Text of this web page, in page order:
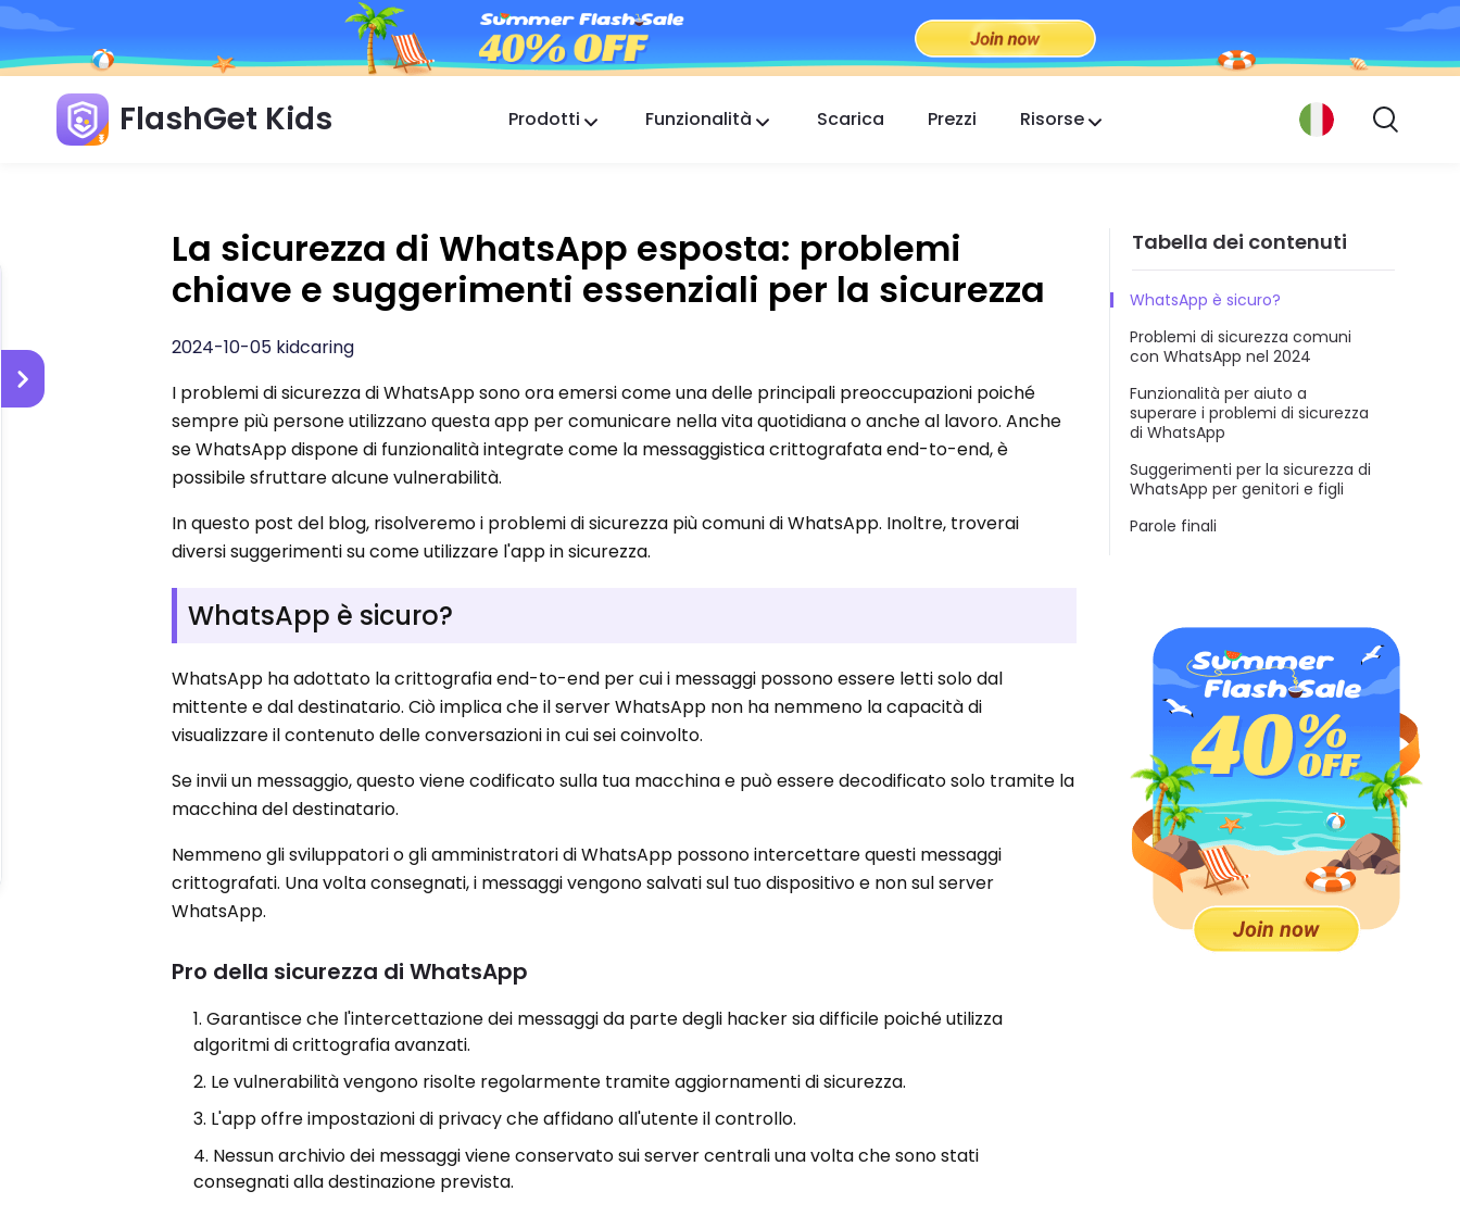
FlashGet Kids Prodotti
FlashGet Finder
La sicurezza antifurto del tuo telefono, la nostra
responsabilità.
Funzionalità Scarica Prezzi Risorse
La sicurezza di WhatsApp esposta: problemi
chiave e suggerimenti essenziali per la sicurezza
2024-10-05 kidcaring
I problemi di sicurezza di WhatsApp sono ora emersi come una delle principali preoccupazioni poiché
sempre più persone utilizzano questa app per comunicare nella vita quotidiana o anche al lavoro. Anche
se WhatsApp dispone di funzionalità integrate come la messaggistica crittografata end-to-end, è
possibile sfruttare alcune vulnerabilità.
In questo post del blog, risolveremo i problemi di sicurezza più comuni di WhatsApp. Inoltre, troverai
diversi suggerimenti su come utilizzare l'app in sicurezza.
WhatsApp è sicuro?
WhatsApp ha adottato la crittografia end-to-end per cui i messaggi possono essere letti solo dal
mittente e dal destinatario. Ciò implica che il server WhatsApp non ha nemmeno la capacità di
visualizzare il contenuto delle conversazioni in cui sei coinvolto.
Se invii un messaggio, questo viene codificato sulla tua macchina e può essere decodificato solo tramite la
macchina del destinatario.
Nemmeno gli sviluppatori o gli amministratori di WhatsApp possono intercettare questi messaggi
crittografati. Una volta consegnati, i messaggi vengono salvati sul tuo dispositivo e non sul server
WhatsApp.
Pro della sicurezza di WhatsApp
Garantisce che l'intercettazione dei messaggi da parte degli hacker sia difficile poiché utilizza
algoritmi di crittografia avanzati.
Le vulnerabilità vengono risolte regolarmente tramite aggiornamenti di sicurezza.
L'app offre impostazioni di privacy che affidano all'utente il controllo.
Nessun archivio dei messaggi viene conservato sui server centrali una volta che sono stati
consegnati alla destinazione prevista.
Tabella dei contenuti
WhatsApp è sicuro?
Problemi di sicurezza comuni
con WhatsApp nel 2024
Funzionalità per aiuto a
superare i problemi di sicurezza
di WhatsApp
Suggerimenti per la sicurezza di
WhatsApp per genitori e figli
Parole finali